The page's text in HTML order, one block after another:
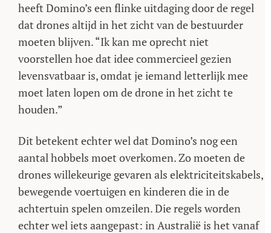
heeft Domino’s een flinke uitdaging door de regel
dat drones altijd in het zicht van de bestuurder
moeten blijven. “Ik kan me oprecht niet
voorstellen hoe dat idee commercieel gezien
levensvatbaar is, omdat je iemand letterlijk mee
moet laten lopen om de drone in het zicht te
houden.”
Dit betekent echter wel dat Domino’s nog een
aantal hobbels moet overkomen. Zo moeten de
drones willekeurige gevaren als elektriciteitskabels,
bewegende voertuigen en kinderen die in de
achtertuin spelen omzeilen. Die regels worden
echter wel iets aangepast: in Australië is het vanaf